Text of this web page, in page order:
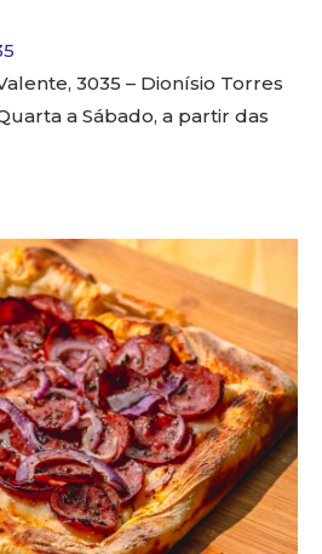
3035 – Dionísio Torres
a Sábado, a partir das